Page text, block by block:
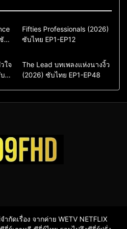
บ
Action & Adventure
Comedy
Drama
ซีรี่ย์เกาหลีซับไทย
Fifties Professionals (2026)
ซับไทย EP1-EP12
ใจ
Drama
ซีรี่ย์จีน
ซีรี่ย์จีนซับไทย
The Lead บทเพลงแห่งนางงิ้ว
(2026) ซับไทย EP1-EP48
กัดเรื่อง จากค่าย WETV NETFLIX